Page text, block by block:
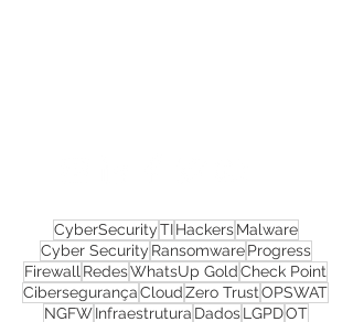
CyberSecurityTIHackersMalware
Cyber SecurityRansomwareProgress